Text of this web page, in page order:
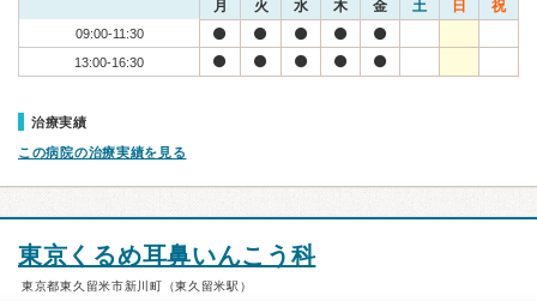
月 火 水 木 金 土 日 祝
09:00-11:30
13:00-16:30
治療実績
この病院の治療実績を見る
東京くるめ耳鼻いんこう科
東京都東久留米市新川町（東久留米駅）